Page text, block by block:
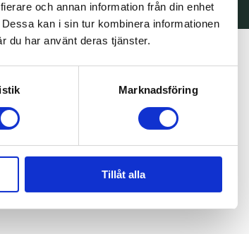
och annan information från din enhet
kan i sin tur kombinera informationen
du har använt deras tjänster.
Marknadsföring
Tillåt alla